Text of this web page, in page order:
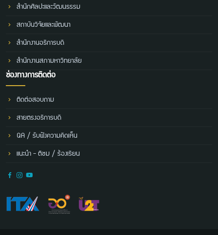
สำนักศิลปะและวัฒนธรรม
สถาบันวิจัยและพัฒนา
สำนักงานอธิการบดี
สำนักงานสภามหาวิทยาลัย
ช่องทางการติดต่อ
ติดต่อสอบถาม
สายตรงอธิการบดี
QA / รับฟังความคิดเห็น
แนะนำ - ติชม / ร้องเรียน